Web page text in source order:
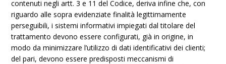
contenuti negli artt. 3 e 11 del Codice, deriva infine che, con
riguardo alle sopra evidenziate finalità legittimamente
perseguibili, i sistemi informativi impiegati dal titolare del
trattamento devono essere configurati, già in origine, in
modo da minimizzare l’utilizzo di dati identificativi dei clienti;
del pari, devono essere predisposti meccanismi di